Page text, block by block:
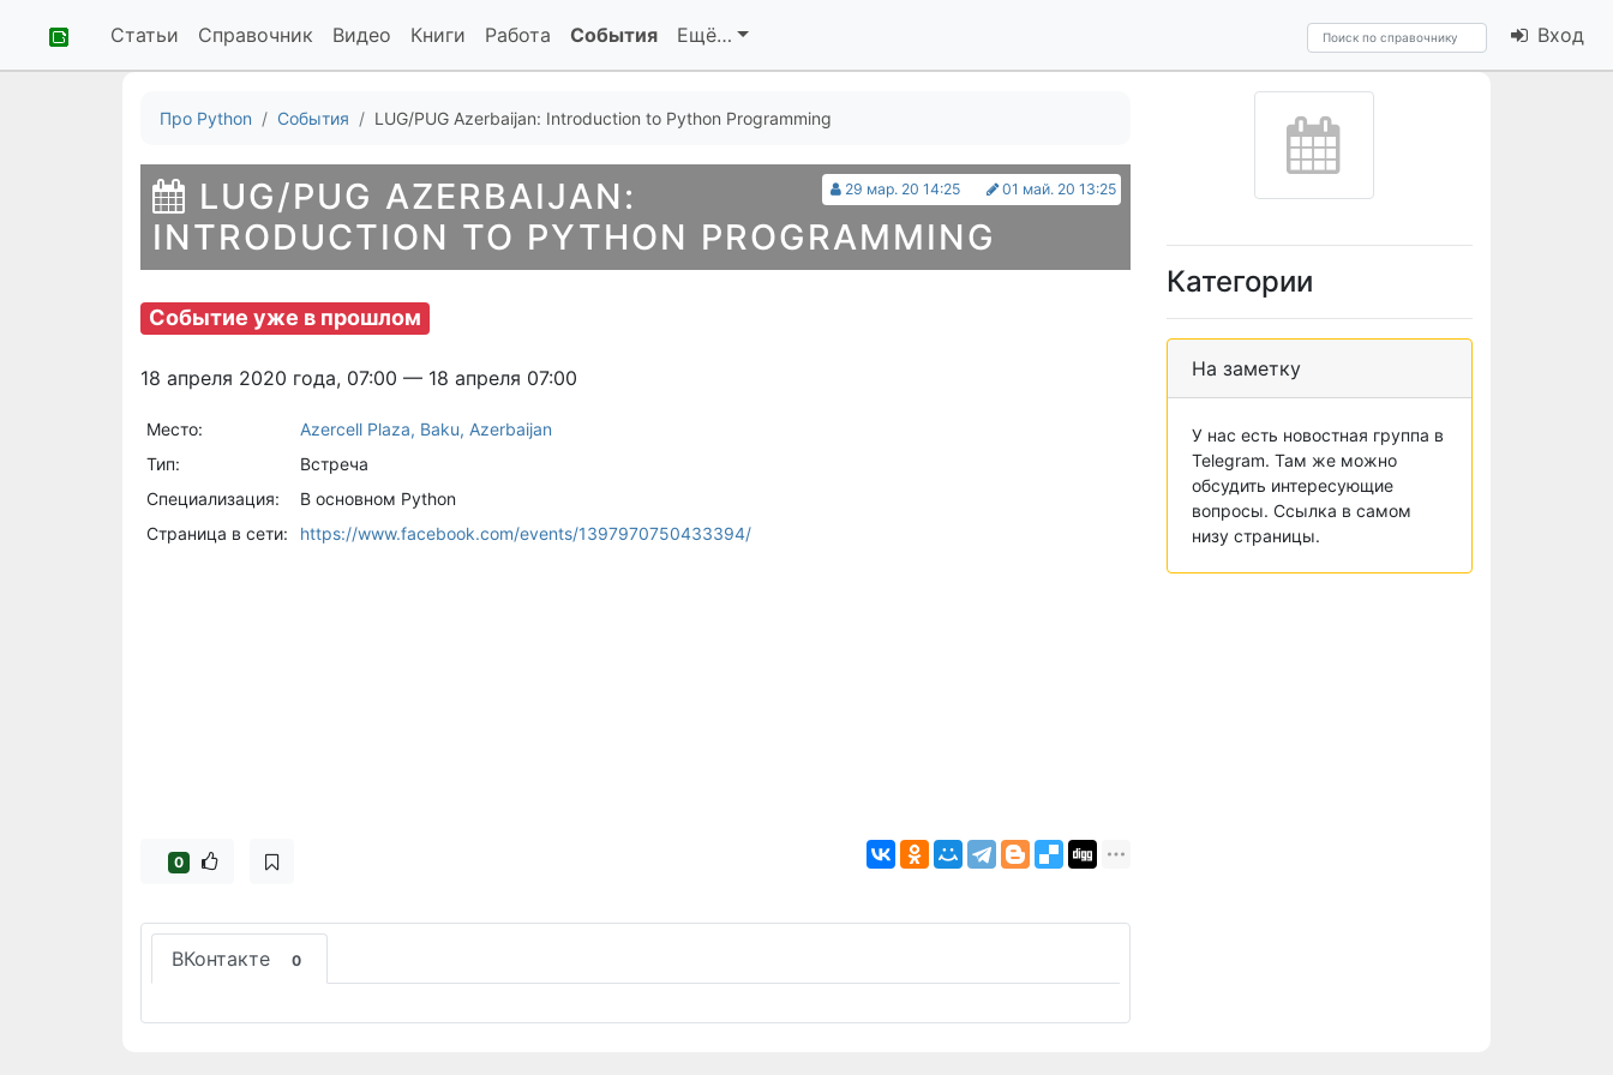
Статьи Справочник Видео Книги Работа События Ещё… Вход
Про Python События LUG/PUG Azerbaijan: Introduction to Python Programming
29 мар. 20 14:25 01 май. 20 13:25
LUG/PUG AZERBAIJAN:
INTRODUCTION TO PYTHON PROGRAMMING
Событие уже в прошлом
18 апреля 2020 года, 07:00 — 18 апреля 07:00
Место:
Azercell Plaza, Baku, Azerbaijan
Тип:
Встреча
Специализация:
В основном Python
Страница в сети:
https://www.facebook.com/events/1397970750433394/
0
ВКонтакте 0
Категории
На заметку
У нас есть новостная группа в
Telegram. Там же можно
обсудить интересующие
вопросы. Ссылка в самом
низу страницы.